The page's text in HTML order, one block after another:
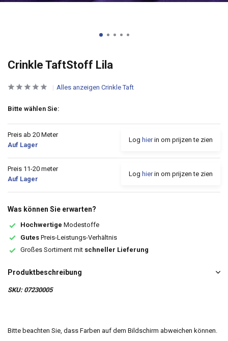
Crinkle TaftStoff Lila
Alles anzeigen Crinkle Taft
Bitte wählen Sie:
Preis ab 20 Meter
Auf Lager
Log hierin om prijzen te zien
Preis 11-20 meter
Auf Lager
Log hierin om prijzen te zien
Was können Sie erwarten?
Hochwertige Modestoffe
Gutes Preis-Leistungs-Verhältnis
Großes Sortiment mit schneller Lieferung
Produktbeschreibung
SKU: 07230005
Bitte beachten Sie, dass Farben auf dem Bildschirm abweichen können.